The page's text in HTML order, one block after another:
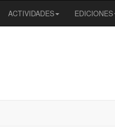
ACTIVIDADES EDICIONES